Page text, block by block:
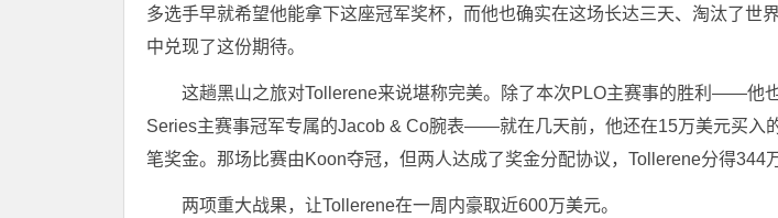
多选手早就希望他能拿下这座冠军奖杯，而他也确实在这场长达三天、淘汰了世
中兑现了这份期待。
这趟黑山之旅对Tollerene来说堪称完美。除了本次PLO主赛事的胜利——他
Series主赛事冠军专属的Jacob & Co腕表——就在几天前，他还在15万美元买入
笔奖金。那场比赛由Koon夺冠，但两人达成了奖金分配协议，Tollerene分得344
两项重大战果，让Tollerene在一周内豪取近600万美元。